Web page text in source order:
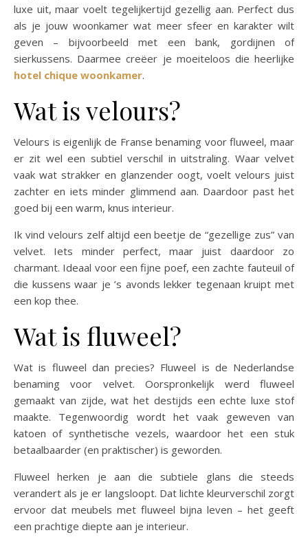
luxe uit, maar voelt tegelijkertijd gezellig aan. Perfect dus
als je jouw woonkamer wat meer sfeer en karakter wilt
geven – bijvoorbeeld met een bank, gordijnen of
sierkussens. Daarmee creëer je moeiteloos die heerlijke
hotel chique woonkamer.
Wat is velours?
Velours is eigenlijk de Franse benaming voor fluweel, maar
er zit wel een subtiel verschil in uitstraling. Waar velvet
vaak wat strakker en glanzender oogt, voelt velours juist
zachter en iets minder glimmend aan. Daardoor past het
goed bij een warm, knus interieur.
Ik vind velours zelf altijd een beetje de “gezellige zus” van
velvet. Iets minder perfect, maar juist daardoor zo
charmant. Ideaal voor een fijne poef, een zachte fauteuil of
die kussens waar je ’s avonds lekker tegenaan kruipt met
een kop thee.
Wat is fluweel?
Wat is fluweel dan precies? Fluweel is de Nederlandse
benaming voor velvet. Oorspronkelijk werd fluweel
gemaakt van zijde, wat het destijds een echte luxe stof
maakte. Tegenwoordig wordt het vaak geweven van
katoen of synthetische vezels, waardoor het een stuk
betaalbaarder (en praktischer) is geworden.
Fluweel herken je aan die subtiele glans die steeds
verandert als je er langsloopt. Dat lichte kleurverschil zorgt
ervoor dat meubels met fluweel bijna leven – het geeft
een prachtige diepte aan je interieur.